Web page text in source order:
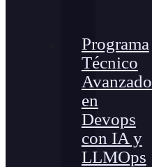
Programa
Técnico
Avanzado
en
Devops
con IA y
LLMOps